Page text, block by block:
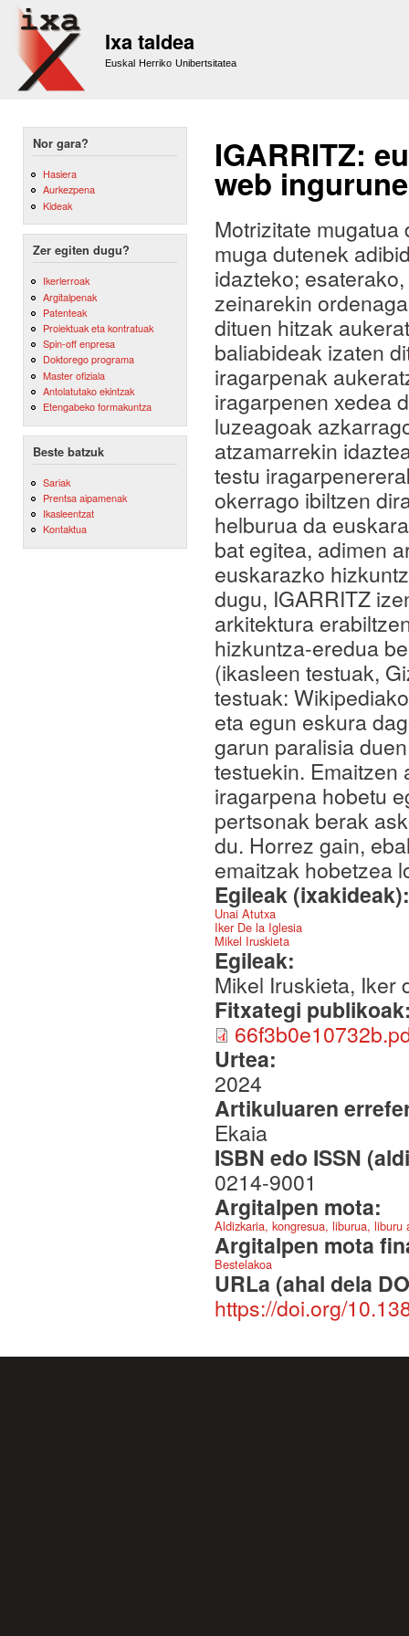
Ixa taldea
Euskal Herriko Unibertsitatea
Nor gara?
Hasiera
Aurkezpena
Kideak
Zer egiten dugu?
Ikerlerroak
Argitalpenak
Patenteak
Proiektuak eta kontratuak
Spin-off enpresa
Doktorego programa
Master ofiziala
Antolatutako ekintzak
Etengabeko formakuntza
Beste batzuk
Sariak
Prentsa aipamenak
Ikasleentzat
Kontaktua
IGARRITZ:
web
Motrizitate
muga dutenek
idazteko;
zeinarekin
dituen hitzak
baliabideak izaten
iragarpenak
iragarpenen xedea
luzeagoak
atzamarrekin
testu
okerrago ibiltzen
helburua da
bat egitea, adimen
euskarazko
dugu, IGARRITZ
arkitektura
hizkuntza-eredua
(ikasleen testuak,
testuak:
eta egun eskura
garun paralisia
testuekin. Emaitzen
iragarpena hobetu
pertsonak berak
du. Horrez gain,
emaitzak hobetzea
Egileak
Unai Atutxa
Iker De la Iglesia
Mikel Iruskieta
Egileak:
Mikel Iruskieta, Iker
Fitxategi
Urtea:
2024
Artikuluaren
Ekaia
ISBN edo ISSN
0214-9001
Argitalpen mota:
Aldizkaria, kongresua, liburua,
Argitalpen mota
Bestelakoa
URLa (ahal dela
https://doi.org/